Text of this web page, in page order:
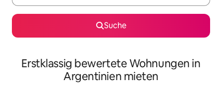
Suche
Erstklassig bewertete Wohnungen in
Argentinien mieten